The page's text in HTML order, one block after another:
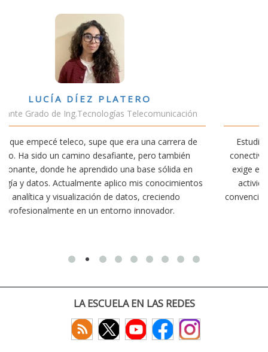
VÍCTOR SÁNCHEZ VALENCIA
Estudiante Doble Grado Teleco-ADE
Estudiar teleco me ha permitido comprender cómo la
conectividad afecta nuestra vida diaria. Aunque la carrera
exige esfuerzo, he dedicado parte de mi tiempo a otras
actividades como el salvamento y socorrismo. Estoy
convencido de que elegir teleco ha sido una de las mejores
decisiones que he tomado.
LA ESCUELA EN LAS REDES